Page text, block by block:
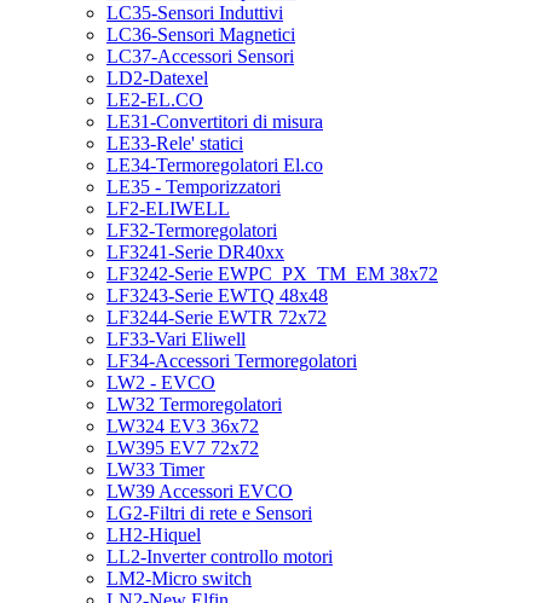
LC35-Sensori Induttivi
LC36-Sensori Magnetici
LC37-Accessori Sensori
LD2-Datexel
LE2-EL.CO
LE31-Convertitori di misura
LE33-Rele' statici
LE34-Termoregolatori El.co
LE35 - Temporizzatori
LF2-ELIWELL
LF32-Termoregolatori
LF3241-Serie DR40xx
LF3242-Serie EWPC_PX_TM_EM 38x72
LF3243-Serie EWTQ 48x48
LF3244-Serie EWTR 72x72
LF33-Vari Eliwell
LF34-Accessori Termoregolatori
LW2 - EVCO
LW32 Termoregolatori
LW324 EV3 36x72
LW395 EV7 72x72
LW33 Timer
LW39 Accessori EVCO
LG2-Filtri di rete e Sensori
LH2-Hiquel
LL2-Inverter controllo motori
LM2-Micro switch